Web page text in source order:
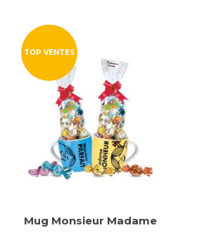
Mug Monsieur Madame
TOP VENTES